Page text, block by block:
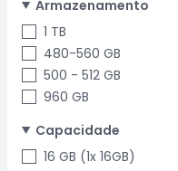
Armazenamento
1 TB
480-560 GB
500 - 512 GB
960 GB
Capacidade
16 GB (1x 16GB)